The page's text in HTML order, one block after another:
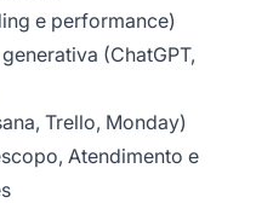
e performance)
(ChatGPT,
Trello, Monday)
Atendimento e